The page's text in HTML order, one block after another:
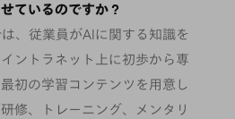
ているのですか？
、従業員がAIに関する知識を
ントラネット上に初歩から専
初の学習コンテンツを用意し
修、トレーニング、メンタリ